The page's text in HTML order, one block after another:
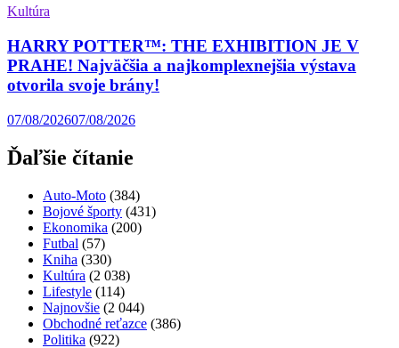
Kultúra
HARRY POTTER™: THE EXHIBITION JE V
PRAHE! Najväčšia a najkomplexnejšia výstava
otvorila svoje brány!
07/08/202607/08/2026
Ďaľšie čítanie
Auto-Moto (384)
Bojové športy (431)
Ekonomika (200)
Futbal (57)
Kniha (330)
Kultúra (2 038)
Lifestyle (114)
Najnovšie (2 044)
Obchodné reťazce (386)
Politika (922)